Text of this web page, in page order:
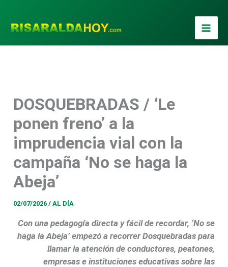
contenido
Foto / Prensa Alcaldía
DOSQUEBRADAS / ‘Le
ponen freno’ a la
imprudencia vial con la
campaña ‘No se haga la
Abeja’
02/07/2026/AL DÍA
Con una pedagogía directa y fácil de recordar, ‘No se
haga la Abeja’ empezó a recorrer Dosquebradas para
llamar la atención de conductores, peatones,
empresas e instituciones educativas sobre las